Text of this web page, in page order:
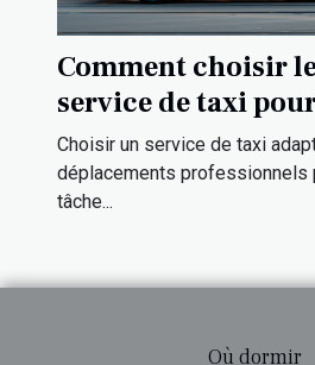
Comment choisir
service de taxi
déplacements
Choisir un service de taxi
déplacements professionnels
tâche...
Où dormir